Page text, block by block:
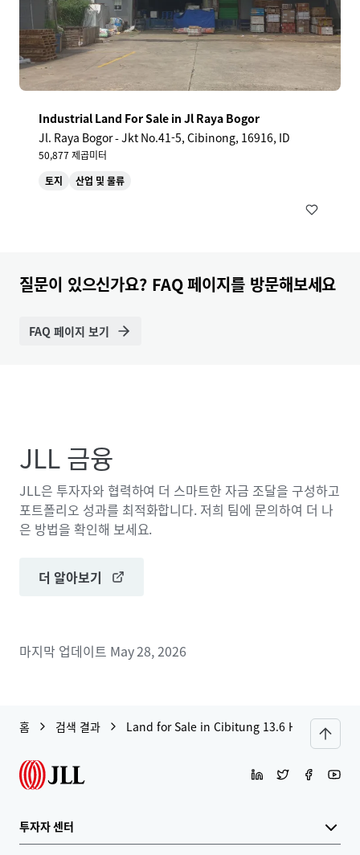
Industrial Land For Sale in Jl Raya Bogor
Jl. Raya Bogor - Jkt No.41-5, Cibinong, 16916, ID
50,877 제곱미터
토지
산업 및 물류
질문이 있으신가요? FAQ 페이지를 방문해보세요
FAQ 페이지 보기
JLL 금융
JLL은 투자자와 협력하여 더 스마트한 자금 조달을 구성하고
포트폴리오 성과를 최적화합니다. 저희 팀에 문의하여 더 나
은 방법을 확인해 보세요.
더 알아보기
마지막 업데이트 May 28, 2026
홈 검색 결과 Land for Sale in Cibitung 13.6 Ha
투자자 센터